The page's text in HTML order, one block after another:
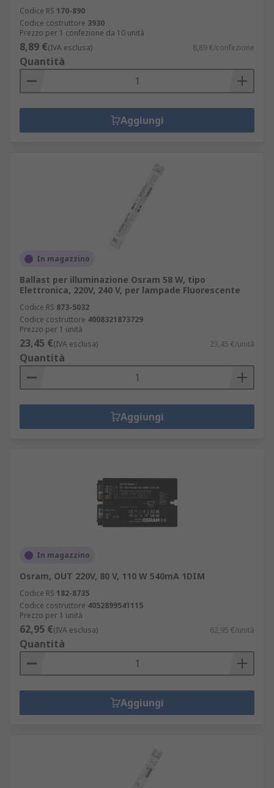
Codice RS 170-890
Codice costruttore 3930
Prezzo per 1 confezione da 10 unità
8,89 €(IVA esclusa) 8,89 €/confezione
Quantità
Aggiungi
In magazzino
Ballast per illuminazione Osram 58 W, tipo
Elettronica, 220V, 240 V, per lampade Fluorescente
Codice RS 873-5032
Codice costruttore 4008321873729
Prezzo per 1 unità
23,45 €(IVA esclusa) 23,45 €/unità
Quantità
Aggiungi
In magazzino
Osram, OUT 220V, 80 V, 110 W 540mA 1DIM
Codice RS 182-8735
Codice costruttore 4052899541115
Prezzo per 1 unità
62,95 €(IVA esclusa) 62,95 €/unità
Quantità
Aggiungi